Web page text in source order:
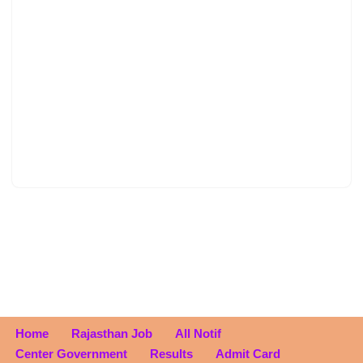
Home Rajasthan Job
All Notif
Center Government
Results Admit Card